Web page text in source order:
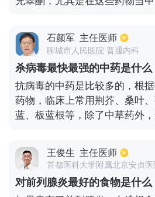
质量对于辅助治疗阳痿早泄也
如果想要补充睾酮最好是在医
避免对人体造成伤害。
石颜军 主任医师
聊城市人民医院 普通内科
杀病毒最快最强的中药是什么
抗病毒的中药是比较多的，根
药物，临床上常用荆芥、桑叶
蓝、板蓝根等，除了中草药外
好处。
王俊生 主任医师
首都医科大学附属北京安贞
对前列腺炎最好的食物是什么